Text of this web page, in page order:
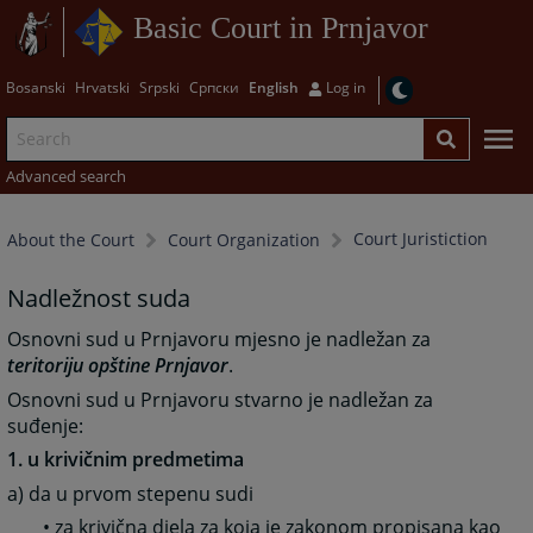
Basic Court in Prnjavor
Bosanski Hrvatski Srpski Српски English Log in
Advanced search
About the Court Court Organization Court Juristiction
Nadležnost suda
Osnovni sud u Prnjavoru mjesno je nadležan za
teritoriju opštine Prnjavor.
Osnovni sud u Prnjavoru stvarno je nadležan za
suđenje:
1. u krivičnim predmetima
a) da u prvom stepenu sudi
• za krivična djela za koja je zakonom propisana kao